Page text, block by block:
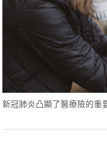
新冠肺炎凸顯了醫療險的重